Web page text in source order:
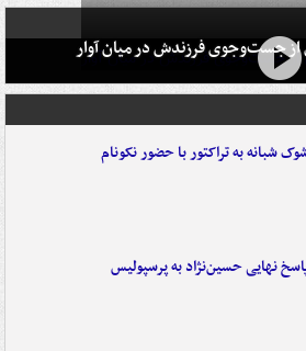
از جست‌وجوی فرزندش در میان آوار
شبانه به تراکتور با حضور نکونام
نهایی حسین‌نژاد به پرسپولیس